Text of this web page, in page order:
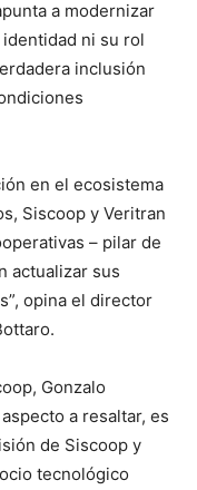
a modernizar
ni su rol
inclusión
en el ecosistema
Siscoop y Veritran
– pilar de
actualizar sus
opina el director
Gonzalo
a resaltar, es
de Siscoop y
tecnológico